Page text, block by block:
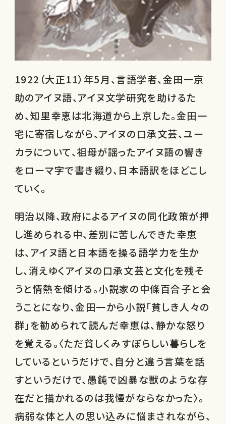
1922（大正11）年5月、言語学者、金田一京
助のアイヌ語、アイヌ文学研究を助けるた
め、知里幸恵は北海道から上京した。金田一
宅に寄宿しながら、アイヌの口承文芸、ユー
カラについて、祖母が謡ったアイヌ語の響き
をローマ字で書き綴り、日本語訳をほどこし
ていく。
明治以降、政府によるアイヌの同化政策が押
し進められる中、差別に苦しんできた幸恵
は、アイヌ語と日本語を操る語学力を生か
し、消えゆくアイヌの口承文芸と文化を残そ
うと情熱を傾ける。小説家の中條百合子と会
うことになり、金田一から小説「貧しき人々の
群」を勧められて読んだ幸恵は、静かな怒り
を覚える。〈ただ貧しくみすぼらしい暮らしを
しているというだけで、自分と違う言葉を話
すというだけで、愚鈍で凶暴な獣のような存
在だと描かれるのは我慢がならなかった〉。
病弱な体と人の思い込みに悩まされながら、